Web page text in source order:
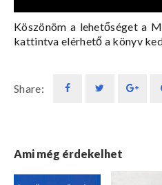
Köszönöm a lehetőséget a
kattintva elérhető a könyv
Share:
Ami még érdekelhet